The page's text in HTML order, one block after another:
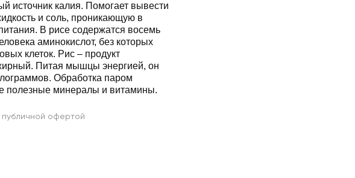
источник калия. Помогает вывести
и соль, проникающую в
В рисе содержатся восемь
аминокислот, без которых
клеток. Рис – продукт
Питая мышцы энергией, он
Обработка паром
полезные минералы и витамины.
офертой